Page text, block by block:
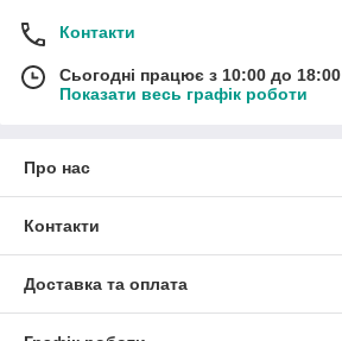
Контакти
Сьогодні працює з 10:00 до 18:00
Показати весь графік роботи
Про нас
Контакти
Доставка та оплата